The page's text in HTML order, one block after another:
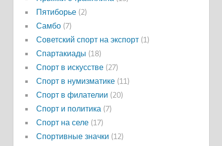
Пятиборье(2)
Самбо(7)
Советский спорт на экспорт(1)
Спартакиады (18)
Спорт в искусстве(27)
Спорт в нумизматике(11)
Спорт в филателии (20)
Спорт и политика (7)
Спорт на селе(17)
Спортивные значки (12)